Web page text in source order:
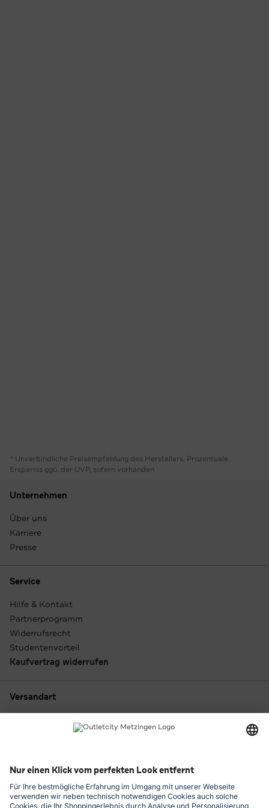
* Unverbindliche Preisempfehlung des Herstellers. Prozentuale
Ersparnis ggü. der UVP, sofern vorhanden
Unternehmen
Über uns
Karriere
Presse
Service
Hilfe & Kontakt
Partnerprogramm
Widerrufsrecht
Studentenvorteil
Kaufvertrag widerrufen
Versandart